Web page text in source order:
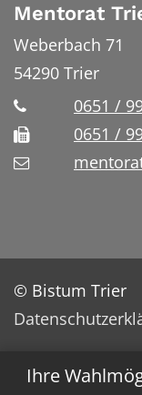
Ihre
Mentorat
Weberbach 71
54290 Trier
0651 /
0651 /
© Bistum Trier